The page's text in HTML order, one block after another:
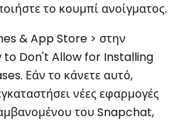
το κουμπί ανοίγματος.
& App Store > στην
to Don't Allow for Installing
Εάν το κάνετε αυτό,
νέες εφαρμογές
του Snapchat,